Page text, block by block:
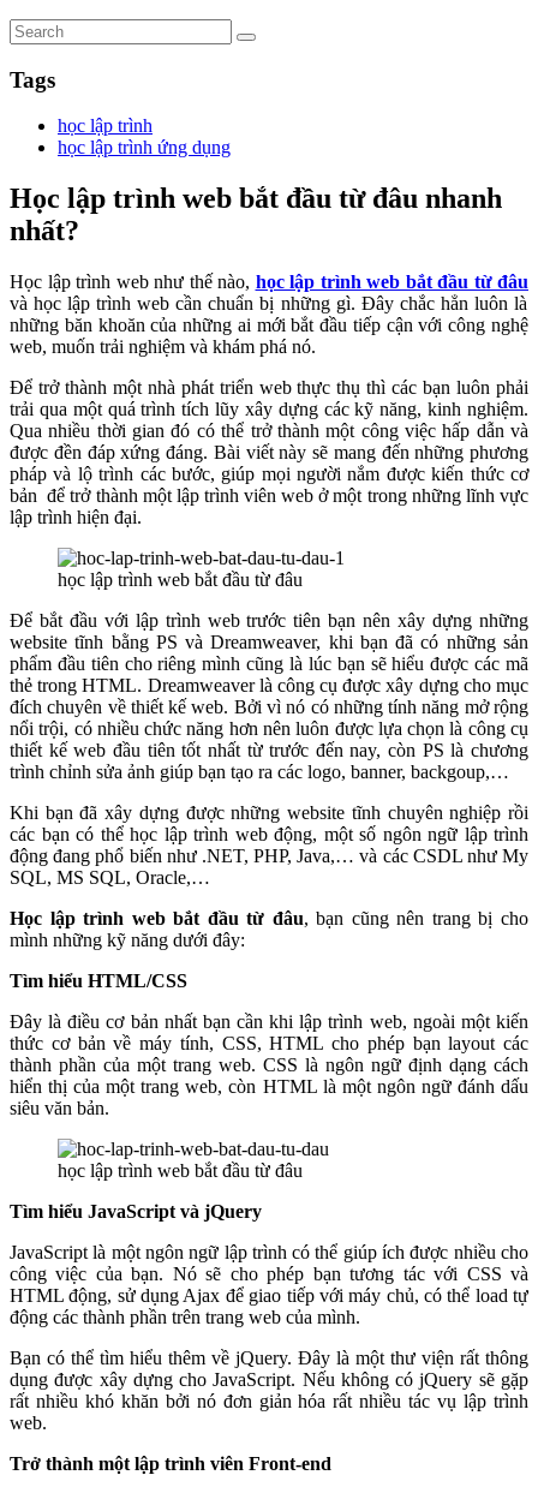
Tags
học lập trình
học lập trình ứng dụng
Học lập trình web bắt đầu từ đâu nhanh
nhất?
Học lập trình web như thế nào, học lập trình web bắt đầu từ đâu
và học lập trình web cần chuẩn bị những gì. Đây chắc hẳn luôn là
những băn khoăn của những ai mới bắt đầu tiếp cận với công nghệ
web, muốn trải nghiệm và khám phá nó.
Để trở thành một nhà phát triển web thực thụ thì các bạn luôn phải
trải qua một quá trình tích lũy xây dựng các kỹ năng, kinh nghiệm.
Qua nhiều thời gian đó có thể trở thành một công việc hấp dẫn và
được đền đáp xứng đáng. Bài viết này sẽ mang đến những phương
pháp và lộ trình các bước, giúp mọi người nắm được kiến thức cơ
bản để trở thành một lập trình viên web ở một trong những lĩnh vực
lập trình hiện đại.
học lập trình web bắt đầu từ đâu
Để bắt đầu với lập trình web trước tiên bạn nên xây dựng những
website tĩnh bằng PS và Dreamweaver, khi bạn đã có những sản
phẩm đầu tiên cho riêng mình cũng là lúc bạn sẽ hiểu được các mã
thẻ trong HTML. Dreamweaver là công cụ được xây dựng cho mục
đích chuyên về thiết kế web. Bởi vì nó có những tính năng mở rộng
nổi trội, có nhiều chức năng hơn nên luôn được lựa chọn là công cụ
thiết kế web đầu tiên tốt nhất từ trước đến nay, còn PS là chương
trình chỉnh sửa ảnh giúp bạn tạo ra các logo, banner, backgoup,…
Khi bạn đã xây dựng được những website tĩnh chuyên nghiệp rồi
các bạn có thể học lập trình web động, một số ngôn ngữ lập trình
động đang phổ biến như .NET, PHP, Java,… và các CSDL như My
SQL, MS SQL, Oracle,…
Học lập trình web bắt đầu từ đâu, bạn cũng nên trang bị cho
mình những kỹ năng dưới đây:
Tìm hiểu HTML/CSS
Đây là điều cơ bản nhất bạn cần khi lập trình web, ngoài một kiến
thức cơ bản về máy tính, CSS, HTML cho phép bạn layout các
thành phần của một trang web. CSS là ngôn ngữ định dạng cách
hiển thị của một trang web, còn HTML là một ngôn ngữ đánh dấu
siêu văn bản.
học lập trình web bắt đầu từ đâu
Tìm hiểu JavaScript và jQuery
JavaScript là một ngôn ngữ lập trình có thể giúp ích được nhiều cho
công việc của bạn. Nó sẽ cho phép bạn tương tác với CSS và
HTML động, sử dụng Ajax để giao tiếp với máy chủ, có thể load tự
động các thành phần trên trang web của mình.
Bạn có thể tìm hiểu thêm về jQuery. Đây là một thư viện rất thông
dụng được xây dựng cho JavaScript. Nếu không có jQuery sẽ gặp
rất nhiều khó khăn bởi nó đơn giản hóa rất nhiều tác vụ lập trình
web.
Trở thành một lập trình viên Front-end